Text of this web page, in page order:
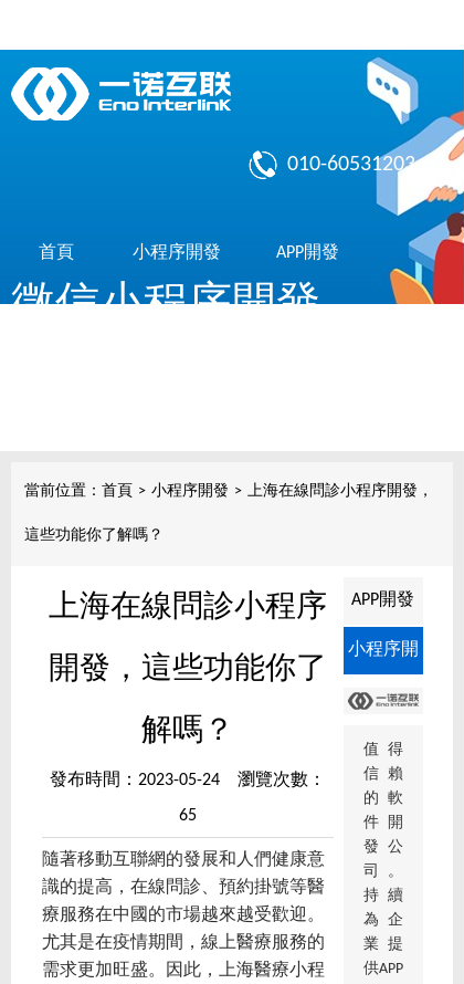
010-60531203
首頁 小程序開發 APP開發
微信小程序開發
當前位置： 首頁 > 小程序開發 > 上海在線問診小程序開發，
這些功能你了解嗎？
上海在線問診小程序
開發，這些功能你了
解嗎？
發布時間：2023-05-24 瀏覽次數：
65
隨著移動互聯網的發展和人們健康意
識的提高，在線問診、預約掛號等醫
療服務在中國的市場越來越受歡迎。
尤其是在疫情期間，線上醫療服務的
需求更加旺盛。因此，上海醫療小程
APP開發
小程序開
發
值得
信賴
的軟
件開
發公
司。
持續
為企
業提
供APP